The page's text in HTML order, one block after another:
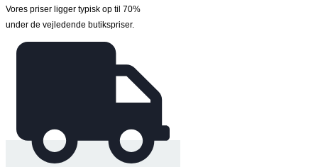
Vores priser ligger typisk op til 70%
under de vejledende butikspriser.